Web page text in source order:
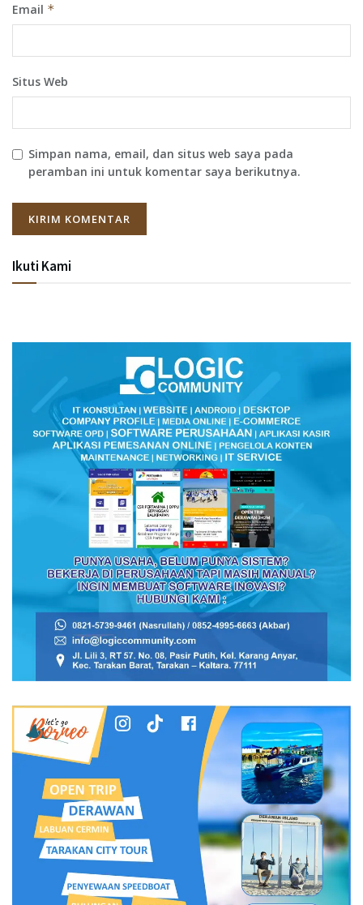
Email *
Situs Web
Simpan nama, email, dan situs web saya pada
peramban ini untuk komentar saya berikutnya.
Ikuti Kami